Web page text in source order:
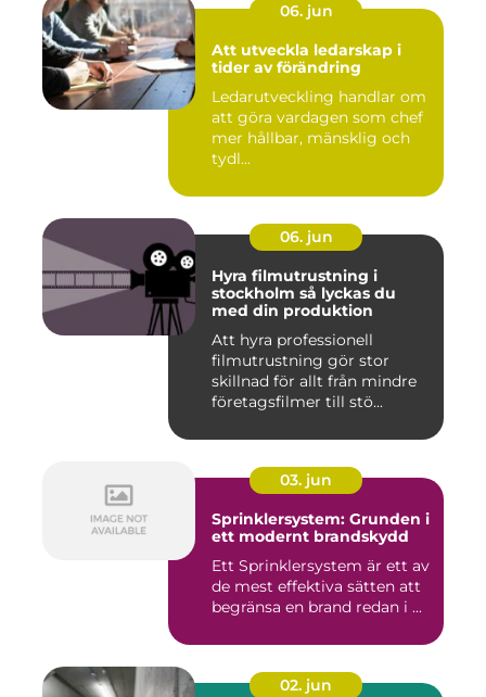
06. jun
Att utveckla ledarskap i
tider av förändring
Ledarutveckling handlar om
att göra vardagen som chef
mer hållbar, mänsklig och
tydl...
06. jun
Hyra filmutrustning i
stockholm så lyckas du
med din produktion
Att hyra professionell
filmutrustning gör stor
skillnad för allt från mindre
företagsfilmer till stö...
03. jun
Sprinklersystem: Grunden i
ett modernt brandskydd
Ett Sprinklersystem är ett av
de mest effektiva sätten att
begränsa en brand redan i ...
02. jun